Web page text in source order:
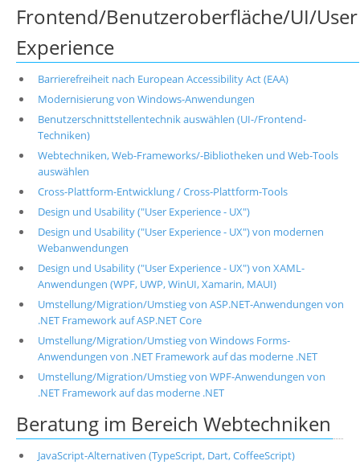
Frontend/Benutzeroberfläche/UI/User
Experience
Barrierefreiheit nach European Accessibility Act (EAA)
Modernisierung von Windows-Anwendungen
Benutzerschnittstellentechnik auswählen (UI-/Frontend-
Techniken)
Webtechniken, Web-Frameworks/-Bibliotheken und Web-Tools
auswählen
Cross-Plattform-Entwicklung / Cross-Plattform-Tools
Design und Usability ("User Experience - UX")
Design und Usability ("User Experience - UX") von modernen
Webanwendungen
Design und Usability ("User Experience - UX") von XAML-
Anwendungen (WPF, UWP, WinUI, Xamarin, MAUI)
Umstellung/Migration/Umstieg von ASP.NET-Anwendungen von
.NET Framework auf ASP.NET Core
Umstellung/Migration/Umstieg von Windows Forms-
Anwendungen von .NET Framework auf das moderne .NET
Umstellung/Migration/Umstieg von WPF-Anwendungen von
.NET Framework auf das moderne .NET
Beratung im Bereich Webtechniken
JavaScript-Alternativen (TypeScript, Dart, CoffeeScript)